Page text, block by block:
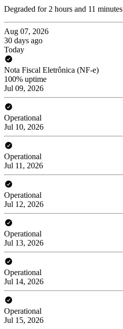
Degraded for 2 hours and 11 minutes
Aug 07, 2026
30 days ago
Today
Nota Fiscal Eletrônica (NF-e)
100% uptime
Jul 09, 2026
Operational
Jul 10, 2026
Operational
Jul 11, 2026
Operational
Jul 12, 2026
Operational
Jul 13, 2026
Operational
Jul 14, 2026
Operational
Jul 15, 2026